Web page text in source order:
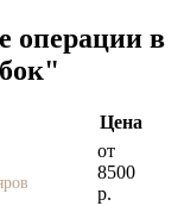
операции в
Цена
от
8500
р.